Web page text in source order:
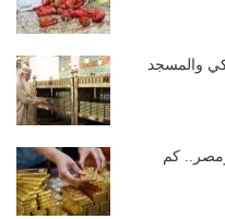
والمسجد
ومصر.. كم